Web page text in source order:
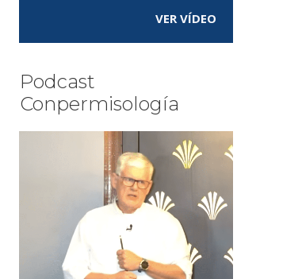
VER VÍDEO
Podcast
Conpermisología